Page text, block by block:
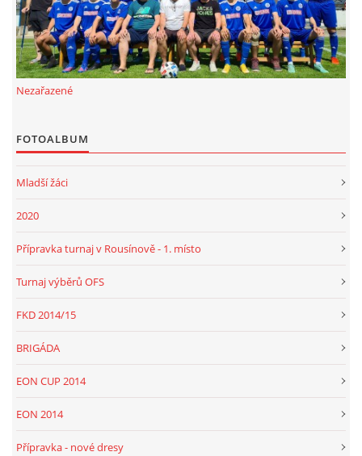
Drnovice 704
68304 Drnovice
ičo 27005305
č.ú. 3227086359 / 0800
© 2026 eStránky.cz |RSS
Nezařazené
FOTOALBUM
Mladší žáci
2020
Přípravka turnaj v Rousínově - 1. místo
Turnaj výběrů OFS
FKD 2014/15
BRIGÁDA
EON CUP 2014
EON 2014
Přípravka - nové dresy